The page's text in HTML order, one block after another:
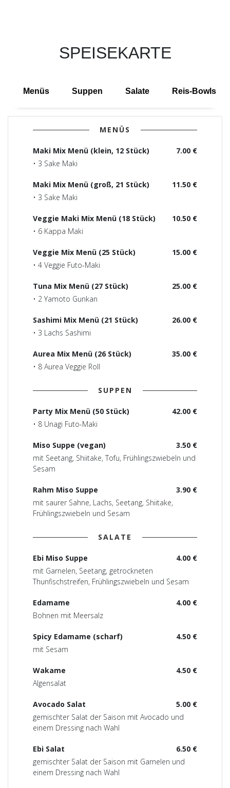
SPEISEKARTE
Menüs Suppen Salate Reis-Bowls
MENÜS
7.00 €
Maki Mix Menü (klein, 12 Stück)
• 3 Sake Maki
11.50 €
Maki Mix Menü (groß, 21 Stück)
• 3 Sake Maki
10.50 €
Veggie Maki Mix Menü (18 Stück)
• 6 Kappa Maki
15.00 €
Veggie Mix Menü (25 Stück)
• 4 Veggie Futo-Maki
25.00 €
Tuna Mix Menü (27 Stück)
• 2 Yamoto Gunkan
26.00 €
Sashimi Mix Menü (21 Stück)
• 3 Lachs Sashimi
35.00 €
Aurea Mix Menü (26 Stück)
• 8 Aurea Veggie Roll
SUPPEN
42.00 €
Party Mix Menü (50 Stück)
• 8 Unagi Futo-Maki
3.50 €
Miso Suppe (vegan)
mit Seetang, Shiitake, Tofu, Frühlingszwiebeln und
Sesam
3.90 €
Rahm Miso Suppe
mit saurer Sahne, Lachs, Seetang, Shiitake,
Frühlingszwiebeln und Sesam
SALATE
4.00 €
Ebi Miso Suppe
mit Garnelen, Seetang, getrockneten
Thunfischstreifen, Frühlingszwiebeln und Sesam
4.00 €
Edamame
Bohnen mit Meersalz
4.50 €
Spicy Edamame (scharf)
mit Sesam
4.50 €
Wakame
Algensalat
5.00 €
Avocado Salat
gemischter Salat der Saison mit Avocado und
einem Dressing nach Wahl
6.50 €
Ebi Salat
gemischter Salat der Saison mit Garnelen und
einem Dressing nach Wahl